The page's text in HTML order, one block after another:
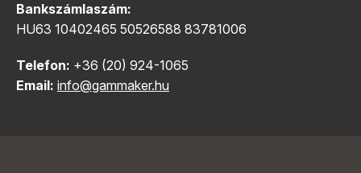
Bankszámlaszám:
HU63 10402465 50526588 83781006
Telefon: +36 (20) 924-1065
Email: info@gammaker.hu